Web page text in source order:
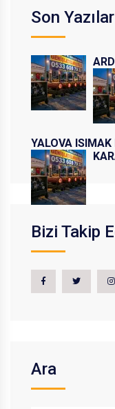
Son Yazılar
YALOVA
Bizi Takip
Ara